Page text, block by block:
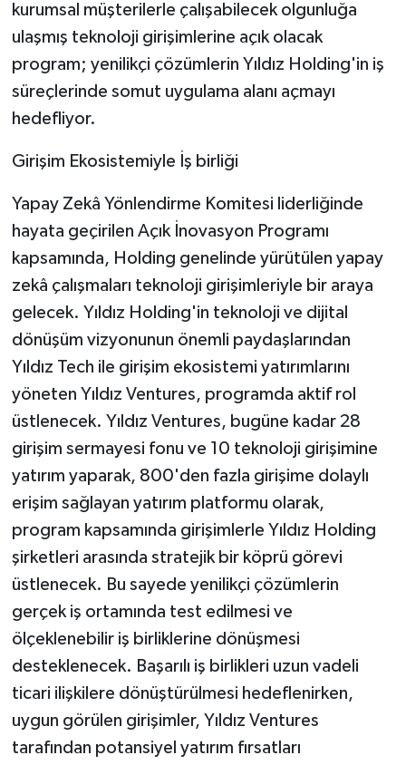
kurumsal müşterilerle çalışabilecek olgunluğa
ulaşmış teknoloji girişimlerine açık olacak
program; yenilikçi çözümlerin Yıldız Holding'in iş
süreçlerinde somut uygulama alanı açmayı
hedefliyor.
Girişim Ekosistemiyle İş birliği
Yapay Zekâ Yönlendirme Komitesi liderliğinde
hayata geçirilen Açık İnovasyon Programı
kapsamında, Holding genelinde yürütülen yapay
zekâ çalışmaları teknoloji girişimleriyle bir araya
gelecek. Yıldız Holding'in teknoloji ve dijital
dönüşüm vizyonunun önemli paydaşlarından
Yıldız Tech ile girişim ekosistemi yatırımlarını
yöneten Yıldız Ventures, programda aktif rol
üstlenecek. Yıldız Ventures, bugüne kadar 28
girişim sermayesi fonu ve 10 teknoloji girişimine
yatırım yaparak, 800'den fazla girişime dolaylı
erişim sağlayan yatırım platformu olarak,
program kapsamında girişimlerle Yıldız Holding
şirketleri arasında stratejik bir köprü görevi
üstlenecek. Bu sayede yenilikçi çözümlerin
gerçek iş ortamında test edilmesi ve
ölçeklenebilir iş birliklerine dönüşmesi
desteklenecek. Başarılı iş birlikleri uzun vadeli
ticari ilişkilere dönüştürülmesi hedeflenirken,
uygun görülen girişimler, Yıldız Ventures
tarafından potansiyel yatırım fırsatları